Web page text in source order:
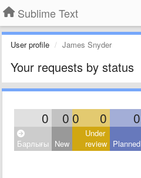
Sublime Text
User profile James Snyder
Your requests by status
0 0 0 0 0
Барлығы New
Under
review Planned